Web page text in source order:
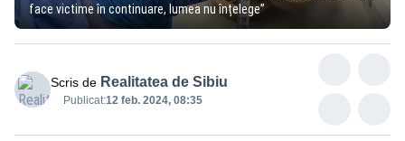
face victime în continuare, lumea nu înțelege”
Scris de Realitatea de Sibiu
Publicat:12 feb. 2024, 08:35